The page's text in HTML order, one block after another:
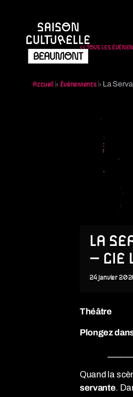
Accueil ♭ Évènements♭ La
<< TOUS LES
LA
– CIE
24 janvier
Théâtre
Plongez
Quand la
servante.